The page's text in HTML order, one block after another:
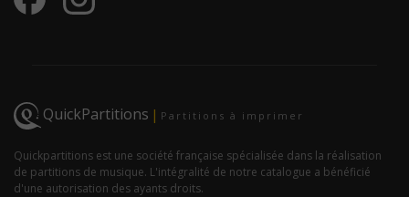
QuickPartitions | Partitions à imprimer
Quickpartitions est une société française spécialisée dans la réalisation
de partitions de musique. L'intégralité de notre catalogue a bénéficié
d'une autorisation des ayants droits.